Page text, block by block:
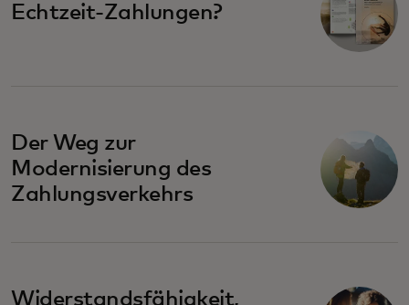
Echtzeit-Zahlungen?
Der Weg zur
Modernisierung des
Zahlungsverkehrs
Widerstandsfähigkeit,